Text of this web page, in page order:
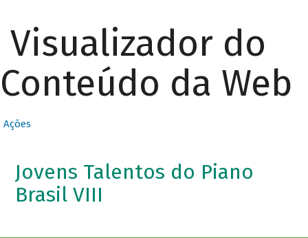
Visualizador do
Conteúdo da Web
Ações
Jovens Talentos do Piano
Brasil VIII